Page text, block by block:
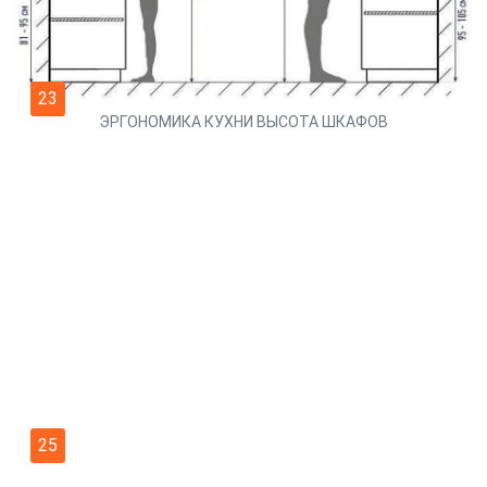
23
ЭРГОНОМИКА КУХНИ ВЫСОТА ШКАФОВ
25